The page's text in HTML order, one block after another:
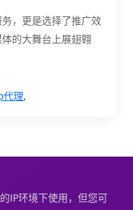
，更是选择了推广效
的大舞台上展翅翱
代理,
IP环境下使用，但您可